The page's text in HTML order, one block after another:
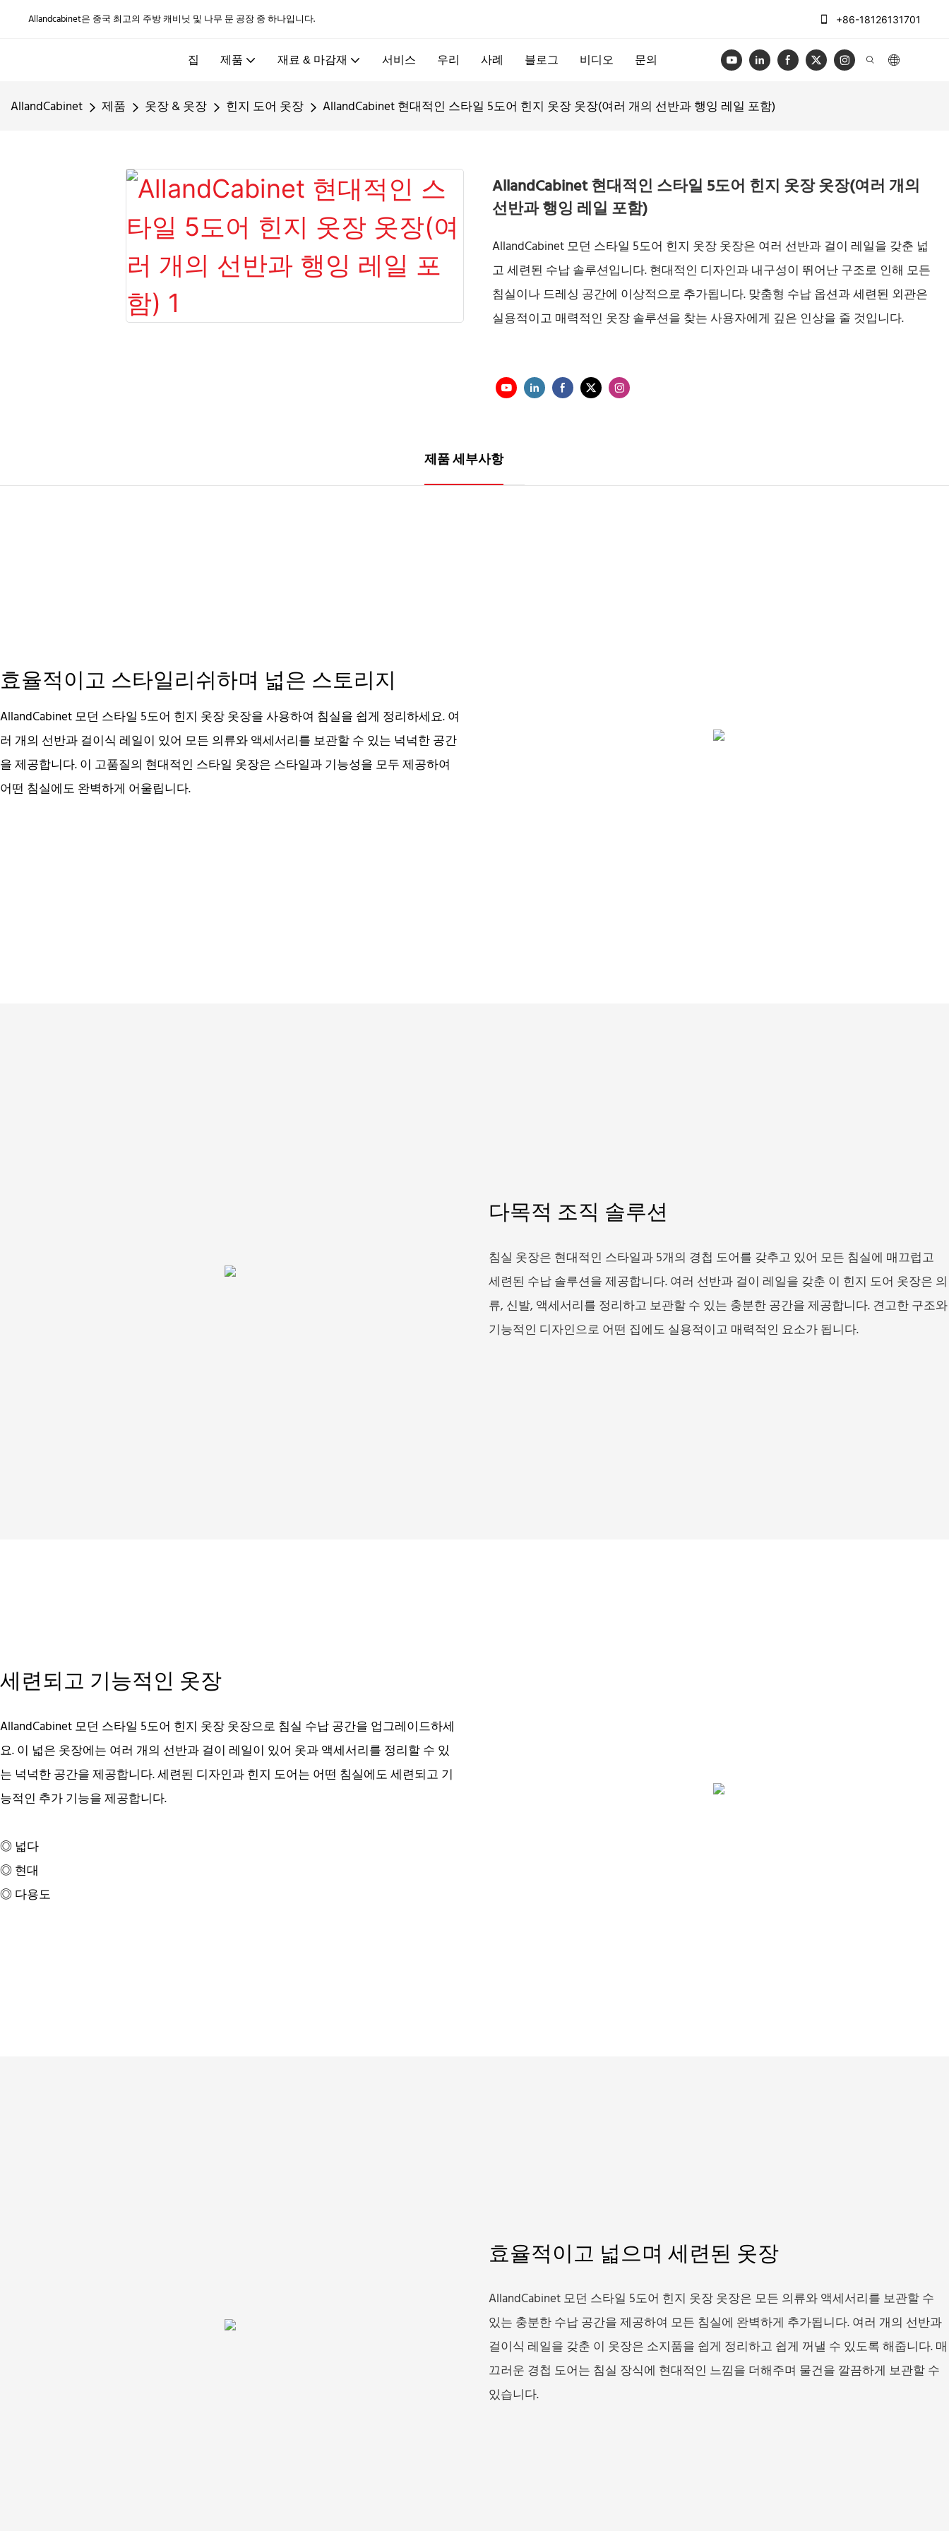
Allandcabinet은 중국 최고의 주방 캐비닛 및 나무 문 공장 중 하나입니다. +86-18126131701
집 제품 재료 & 마감재 서비스 우리 사례 블로그 비디오 문의
AllandCabinet 제품 옷장 & 옷장 힌지 도어 옷장 AllandCabinet 현대적인 스타일 5도어 힌지 옷장 옷장(여러 개의 선반과 행잉 레일 포함)
AllandCabinet 현대적인 스타일 5도어 힌지 옷장 옷장(여러 개의
선반과 행잉 레일 포함)
AllandCabinet 모던 스타일 5도어 힌지 옷장 옷장은 여러 선반과 걸이 레일을 갖춘 넓
고 세련된 수납 솔루션입니다. 현대적인 디자인과 내구성이 뛰어난 구조로 인해 모든
침실이나 드레싱 공간에 이상적으로 추가됩니다. 맞춤형 수납 옵션과 세련된 외관은
실용적이고 매력적인 옷장 솔루션을 찾는 사용자에게 깊은 인상을 줄 것입니다.
제품 세부사항
효율적이고 스타일리쉬하며 넓은 스토리지
AllandCabinet 모던 스타일 5도어 힌지 옷장 옷장을 사용하여 침실을 쉽게 정리하세요. 여
러 개의 선반과 걸이식 레일이 있어 모든 의류와 액세서리를 보관할 수 있는 넉넉한 공간
을 제공합니다. 이 고품질의 현대적인 스타일 옷장은 스타일과 기능성을 모두 제공하여
어떤 침실에도 완벽하게 어울립니다.
다목적 조직 솔루션
침실 옷장은 현대적인 스타일과 5개의 경첩 도어를 갖추고 있어 모든 침실에 매끄럽고
세련된 수납 솔루션을 제공합니다. 여러 선반과 걸이 레일을 갖춘 이 힌지 도어 옷장은 의
류, 신발, 액세서리를 정리하고 보관할 수 있는 충분한 공간을 제공합니다. 견고한 구조와
기능적인 디자인으로 어떤 집에도 실용적이고 매력적인 요소가 됩니다.
세련되고 기능적인 옷장
AllandCabinet 모던 스타일 5도어 힌지 옷장 옷장으로 침실 수납 공간을 업그레이드하세
요. 이 넓은 옷장에는 여러 개의 선반과 걸이 레일이 있어 옷과 액세서리를 정리할 수 있
는 넉넉한 공간을 제공합니다. 세련된 디자인과 힌지 도어는 어떤 침실에도 세련되고 기
능적인 추가 기능을 제공합니다.
◎ 넓다
◎ 현대
◎ 다용도
효율적이고 넓으며 세련된 옷장
AllandCabinet 모던 스타일 5도어 힌지 옷장 옷장은 모든 의류와 액세서리를 보관할 수
있는 충분한 수납 공간을 제공하여 모든 침실에 완벽하게 추가됩니다. 여러 개의 선반과
걸이식 레일을 갖춘 이 옷장은 소지품을 쉽게 정리하고 쉽게 꺼낼 수 있도록 해줍니다. 매
끄러운 경첩 도어는 침실 장식에 현대적인 느낌을 더해주며 물건을 깔끔하게 보관할 수
있습니다.